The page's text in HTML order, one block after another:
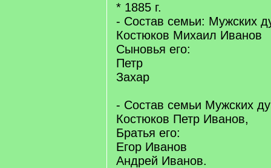
* 1885 г.
- Состав семьи: Мужских
Костюков Михаил Иванов
Сыновья его:
Петр
Захар
- Состав семьи Мужских
Костюков Петр Иванов,
Братья его:
Егор Иванов
Андрей Иванов.